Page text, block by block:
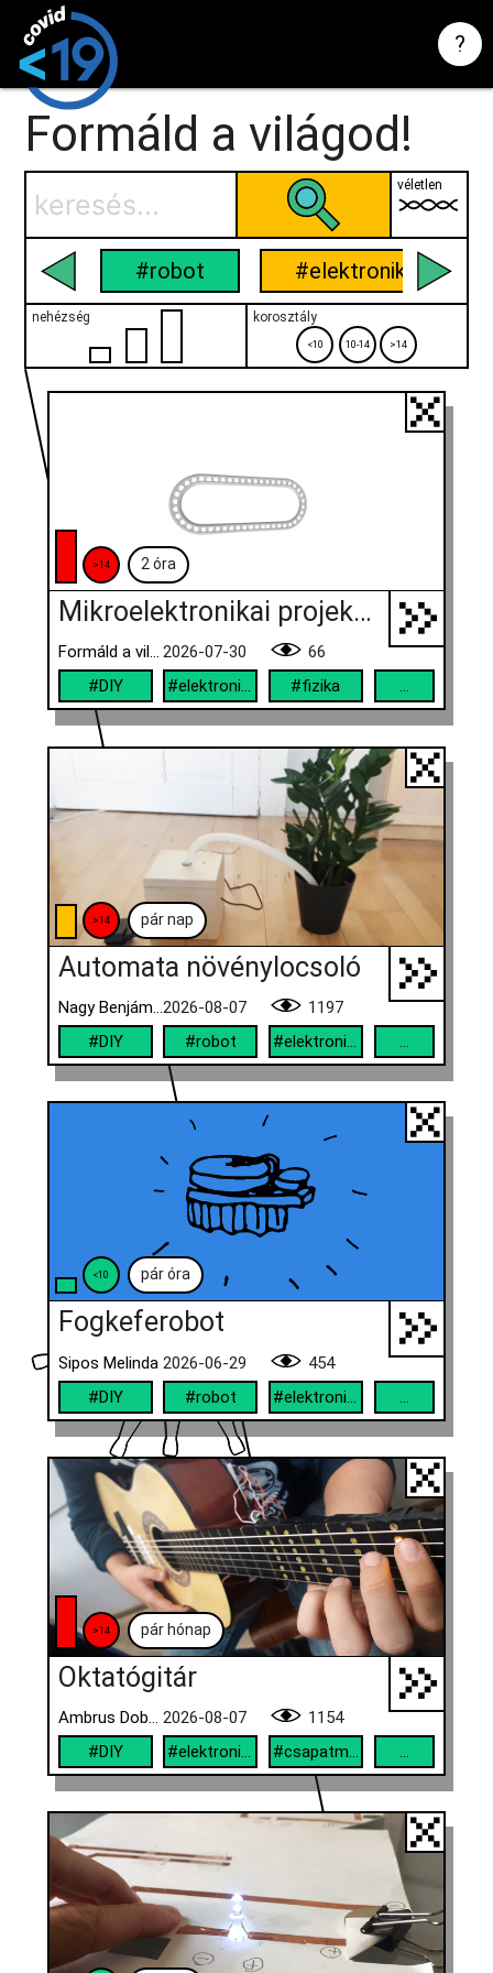
?
Formáld a világod!
véletlen
#robot #elektronika
nehézség korosztály
<10 10-14 >14
>14 2 óra
Mikroelektronikai projekt golyópályával, örökmozgóval
Formáld a világod! 2026-07-30
66
#DIY
#elektronika #fizika ...
>14 pár nap
Automata növénylocsoló
Nagy Benjámin, Eszes Hunor2026-08-07
1197
#DIY
#robot #elektronika ...
<10 pár óra
Fogkeferobot
Sipos Melinda 2026-06-29
454
#DIY
#robot
>14 pár hónap
Oktatógitár
Ambrus Dobai Arianna, Tănase Renáta Andreea 2026-08-07
1154
#DIY
#elektronika #csapatmunka ...